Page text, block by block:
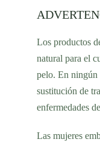
Los productos
natural para el
pelo. En ningún
sustitución de
enfermedades
Las mujeres